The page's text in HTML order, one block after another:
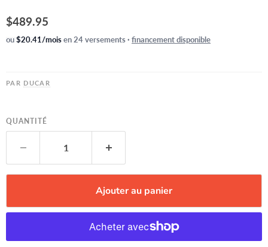
PAR DUCAR
Prix actuel
$489.95
ou$20.41/moisen 24 versements · financement disponible
QUANTITÉ
Ajouter au panier